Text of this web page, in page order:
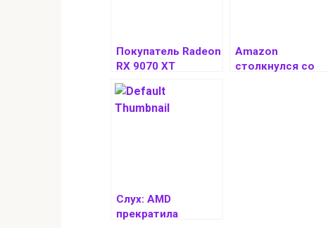
Покупатель Radeon
RX 9070 XT
столкнулся с
“лишним”
конденсатором в
Amazon
столкнулся со
Слух: AMD
прекратила